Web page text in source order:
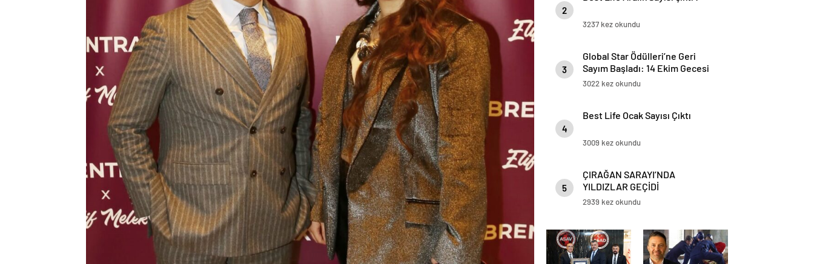
2
3237 kez okundu
3
Global Star Ödülleri’ne Geri
Sayım Başladı: 14 Ekim Gecesi
Yıldızlar Sahneyi Paylaşıyor!
3022 kez okundu
4
Best Life Ocak Sayısı Çıktı
3009 kez okundu
5
ÇIRAĞAN SARAYI’NDA
YILDIZLAR GEÇİDİ
2939 kez okundu